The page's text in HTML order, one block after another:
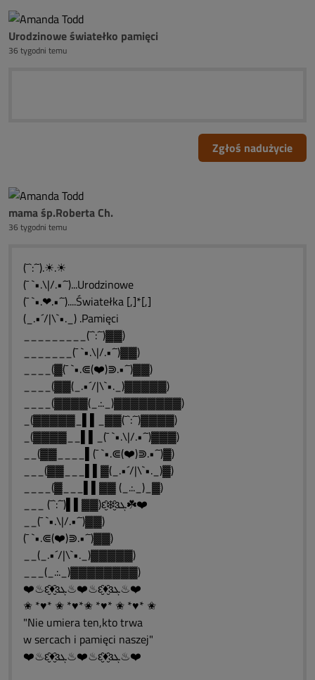
Urodzinowe światełko pamięci
36 tygodni temu
Zgłoś nadużycie
mama śp.Roberta Ch.
36 tygodni temu
(¯`:´¯).☀.☀
(¯ `•.\|/.•´¯)...Urodzinowe
(¯ `•.❤.•´¯)....Światełka [,]*[,]
(_.•´/|\`•._) .Pamięci
_________(¯`:´¯)▓▓)
_______(¯ `•.\|/.•´¯)▓▓)
____(▓(¯ `•.⋐(❤️)⋑.•´¯)▓▓)
____(▓▓(_.•´/|\`•._)▓▓▓▓▓)
____(▓▓▓▓(_.:._)▓▓▓▓▓▓▓▓)
_(▓▓▓▓▓_▌▌_▓▓(¯`:´¯)▓▓▓▓)
_(▓▓▓▓__▌▌_(¯ `•.\|/.•´¯)▓▓▓)
__(▓▓____▌(¯ `•.⋐(❤️)⋑.•´¯)▓)
___(▓▓___▌▌▓(_.•´/|\`•._)▓)
____(▓___▌▌▓▓ (_.:._)_▓)
___ (¯`:´¯)▌▌▓▓)ԑ̮̑❄️̮̑ɜܓ☘️❤️
__(¯ `•.\|/.•´¯)▓▓)
(¯ `•.⋐(❤️)⋑.•´¯)▓▓)
__(_.•´/|\`•._)▓▓▓▓▓)
___(_.:._)▓▓▓▓▓▓▓▓)
❤️♨ԑ̮̑♦̮̑ɜܓ♨❤️♨ԑ̮̑♦̮̑ɜܓ♨❤️
✬ *♥* ✬ *♥*✬ *♥* ✬ *♥* ✬
"Nie umiera ten,kto trwa
w sercach i pamięci naszej"
❤️♨ԑ̮̑♦̮̑ɜܓ♨❤️♨ԑ̮̑♦̮̑ɜܓ♨❤️